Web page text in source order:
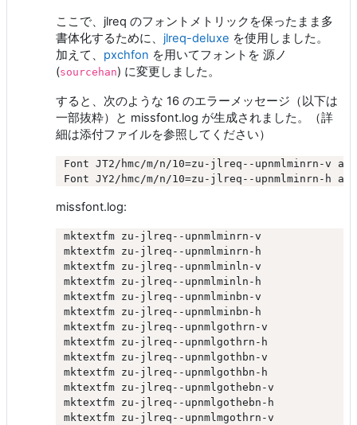
ここで、jlreq のフォントメトリックを保ったまま多
書体化するために、 jlreq-deluxe を使用しました。
加えて、 pxchfon を用いてフォントを 源ノ
(sourcehan) に変更しました。
すると、次のような 16 のエラーメッセージ（以下は
一部抜粋）と missfont.log が生成されました。（詳
細は添付ファイルを参照してください）
Font JT2/hmc/m/n/10=zu-jlreq--upnmlminrn-v
missfont.log:
mktextfm zu-jlreq--upnmlminrn-v
mktextfm zu-jlreq--upnmlminrn-h
mktextfm zu-jlreq--upnmlminln-v
mktextfm zu-jlreq--upnmlminln-h
mktextfm zu-jlreq--upnmlminbn-v
mktextfm zu-jlreq--upnmlminbn-h
mktextfm zu-jlreq--upnmlgothrn-v
mktextfm zu-jlreq--upnmlgothrn-h
mktextfm zu-jlreq--upnmlgothbn-v
mktextfm zu-jlreq--upnmlgothbn-h
mktextfm zu-jlreq--upnmlgothebn-v
mktextfm zu-jlreq--upnmlgothebn-h
mktextfm zu-jlreq--upnmlmgothrn-v